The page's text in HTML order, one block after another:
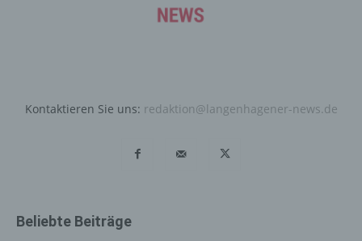
Kontaktieren Sie uns: redaktion@langenhagener-news.de
Beliebte Beiträge
Daten und Informationen. Diese allgemeinen Daten und
Informationen werden in den Logfiles des Servers
unsere Internetseite gelangt (sogenannte Referrer), (4)
System auf unserer Internetseite angesteuert werden,
zugreifenden Systems und (8) sonstige ähnliche Daten